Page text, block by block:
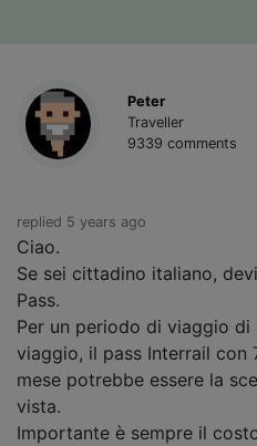
Peter
Traveller
9339 comments
replied 5 years ago
Ciao.
Se sei cittadino italiano,
Pass.
Per un periodo di viaggio
viaggio, il pass Interrail con
mese potrebbe essere la
vista.
Importante è sempre il